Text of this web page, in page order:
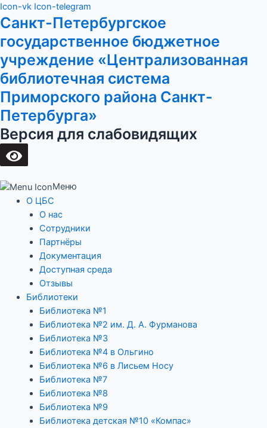
Перейти
к
Icon-vk Icon-telegram
Санкт-Петербургское
государственное бюджетное
учреждение «Централизованная
библиотечная система
Приморского района Санкт-
Петербурга»
Версия для слабовидящих
Меню
О ЦБС
О нас
Сотрудники
Партнёры
Документация
Доступная среда
Отзывы
Библиотеки
Библиотека №1
Библиотека №2 им. Д. А. Фурманова
Библиотека №3
Библиотека №4 в Ольгино
Библиотека №6 в Лисьем Носу
Библиотека №7
Библиотека №8
Библиотека №9
Библиотека детская №10 «Компас»
Main
Menu